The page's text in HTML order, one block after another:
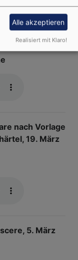
nach Vorlage
19. März
5. März
Alle akzeptieren
Realisiert mit Klaro!